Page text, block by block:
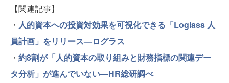
【関連記事】
・ 人的資本への投資対効果を可視化できる「Loglass 人
員計画」をリリース—ログラス
・ 約8割が「人的資本の取り組みと財務指標の関連デー
タ分析」が進んでいない—HR総研調べ